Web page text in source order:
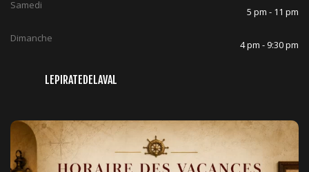
Samedi
5 pm - 11 pm
Dimanche
4 pm - 9:30 pm
LEPIRATEDELAVAL